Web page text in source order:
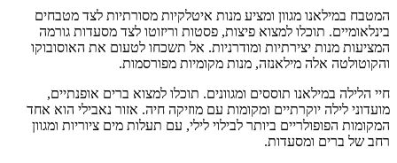
המטבח במילאנו מגוון ומציע מנות איטלקיות מסורתיות לצד מטבחים
בינלאומיים. תוכלו למצוא פיצות, פסטות וריזוטו לצד מסעדות גורמה
המציעות מנות יצירתיות ומודרניות. אל תשכחו לטעום את האוסובוקו
והקוטולטה אלה מילאנזה, מנות מקומיות מפורסמות.
חיי הלילה במילאנו תוססים ומגוונים. תוכלו למצוא ברים אופנתיים,
מועדוני לילה יוקרתיים ומקומות עם מוזיקה חיה. אזור נאבילי הוא אחד
המקומות הפופולריים ביותר לבילוי לילי, עם תעלות מים ציוריות ומגוון
רחב של ברים ומסעדות.